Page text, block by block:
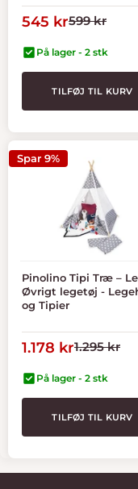
Tilbudspris
545 krNormal
599 kr
På lager - 2 stk
TILFØJ TIL KURV
Spar 9%
Pinolino Tipi Træ –
Øvrigt legetøj -
og Tipier
Tilbudspris
1.178 krNormal
1.295 kr
På lager - 2 stk
TILFØJ TIL KURV